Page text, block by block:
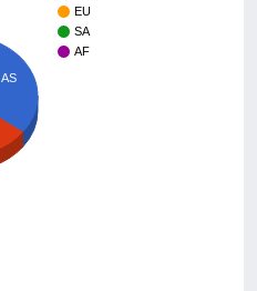
EU
SA
AF
AS